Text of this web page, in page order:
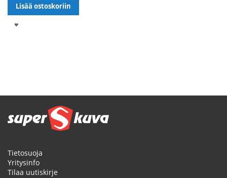
Lisää ostoskoriin
Tietosuoja
Yritysinfo
Tilaa uutiskirje